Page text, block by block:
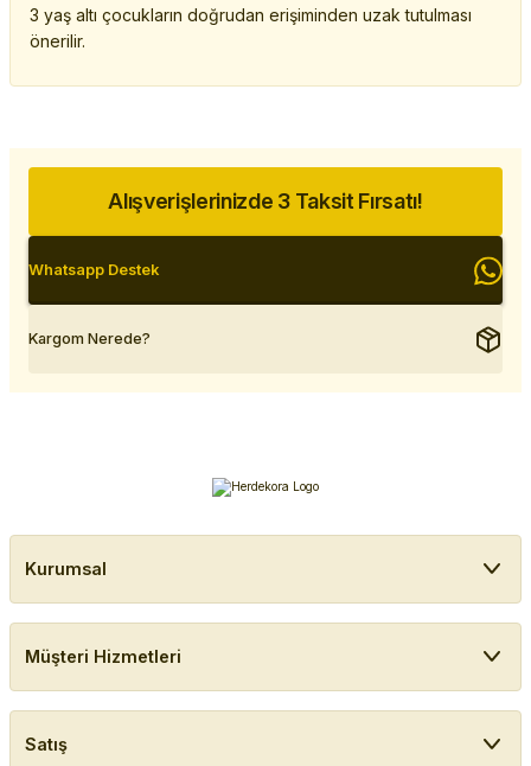
3 yaş altı çocukların doğrudan erişiminden uzak tutulması
önerilir.
Alışverişlerinizde 3 Taksit Fırsatı!
Whatsapp Destek
Kargom Nerede?
Kurumsal
Müşteri Hizmetleri
Satış